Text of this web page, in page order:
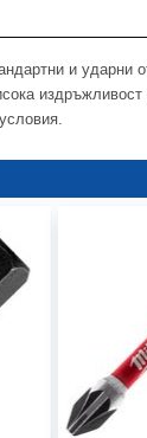
и ударни